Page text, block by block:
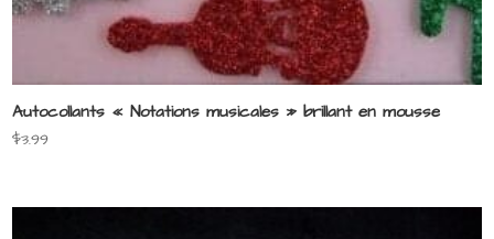
Autocollants « Notations musicales » brillant en mousse
$3.99